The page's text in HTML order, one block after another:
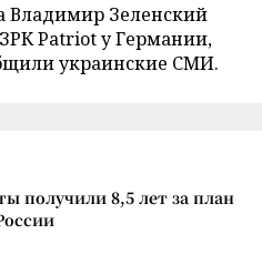
Владимир Зеленский
Patriot у Германии,
украинские СМИ.
получили 8,5 лет за план